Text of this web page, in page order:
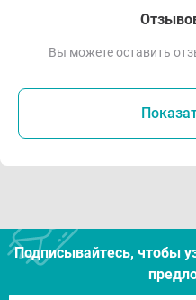
Вы можете оставить
Подписывайтесь, чтобы